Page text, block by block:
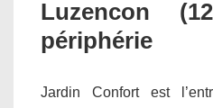
Luzencon
périphérie
Jardin Confort est